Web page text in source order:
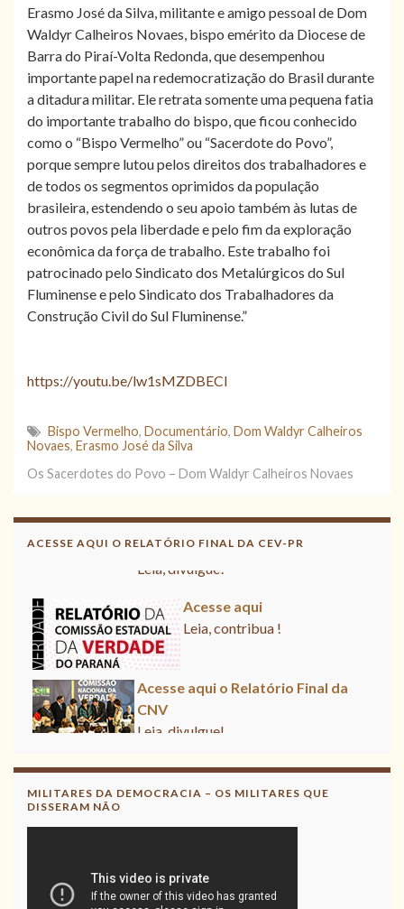
Erasmo José da Silva, militante e amigo pessoal de Dom
Waldyr Calheiros Novaes, bispo emérito da Diocese de
Barra do Piraí-Volta Redonda, que desempenhou
importante papel na redemocratização do Brasil durante
a ditadura militar. Ele retrata somente uma pequena fatia
do importante trabalho do bispo, que ficou conhecido
como o “Bispo Vermelho” ou “Sacerdote do Povo”,
porque sempre lutou pelos direitos dos trabalhadores e
de todos os segmentos oprimidos da população
brasileira, estendendo o seu apoio também às lutas de
outros povos pela liberdade e pelo fim da exploração
econômica da força de trabalho. Este trabalho foi
patrocinado pelo Sindicato dos Metalúrgicos do Sul
Fluminense e pelo Sindicato dos Trabalhadores da
Construção Civil do Sul Fluminense.”
https://youtu.be/lw1sMZDBECI
Bispo Vermelho, Documentário, Dom Waldyr Calheiros
Novaes, Erasmo José da Silva
Os Sacerdotes do Povo – Dom Waldyr Calheiros Novaes
ACESSE AQUI O RELATÓRIO FINAL DA CEV-PR
Acesse aqui o Relatório Final da
CNV
Leia, contribua !
MILITARES DA DEMOCRACIA – OS MILITARES QUE
DISSERAM NÃO